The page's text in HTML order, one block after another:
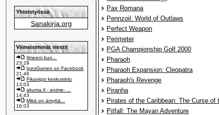
Yhteistyössä
Sanakirja.org
Viimeisimmät viestit
Ilmeeni kun...
23:29
IpesGames on Facebook
21:46
Pikavippi keskustelu
13:03
akuma.fi - anime- ...
14:43
Mikä on ärsyttä...
16:03
Pax Romana
Pennzoil: World of Outlaws
Perfect Weapon
Perimeter
PGA Championship Golf 2000
Pharaoh
Pharaoh Expansion: Cleopatra
Pharaoh's Revenge
Piranha
Pirates of the Caribbean: The Curse of
Pitfall: The Mayan Adventure